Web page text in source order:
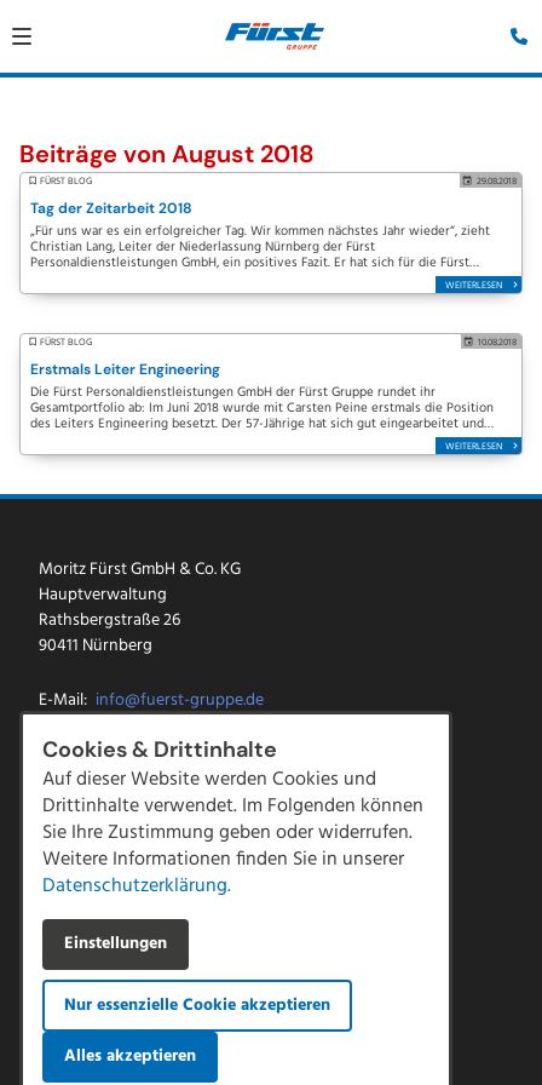
Beiträge von August 2018
FÜRST BLOG 29.08.2018
Tag der Zeitarbeit 2018
„Für uns war es ein erfolgreicher Tag. Wir kommen nächstes Jahr wieder“, zieht
Christian Lang, Leiter der Niederlassung Nürnberg der Fürst
Personaldienstleistungen GmbH, ein positives Fazit. Er hat sich für die Fürst
WEITERLESEN
FÜRST BLOG 10.08.2018
Erstmals Leiter Engineering
Die Fürst Personaldienstleistungen GmbH der Fürst Gruppe rundet ihr
Gesamtportfolio ab: Im Juni 2018 wurde mit Carsten Peine erstmals die Position
des Leiters Engineering besetzt. Der 57-Jährige hat sich gut eingearbeitet und
WEITERLESEN
Moritz Fürst GmbH & Co. KG
Hauptverwaltung
Rathsbergstraße 26
90411 Nürnberg
E-Mail: info@fuerst-gruppe.de
Fax: 0911 5213-100
Facebook
Instagram
LinkedIn
YouTube
Kontakt
Downloads
Impressum
Datenschutz
AGBs|Compliance
Hinweisgeber Meldestelle
Cookies & Drittinhalte
Auf dieser Website werden Cookies und
Drittinhalte verwendet. Im Folgenden können
Sie Ihre Zustimmung geben oder widerrufen.
Weitere Informationen finden Sie in unserer
Datenschutzerklärung.
Einstellungen
Nur essenzielle Cookie akzeptieren
Alles akzeptieren